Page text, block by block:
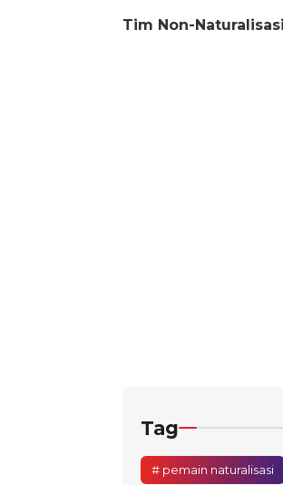
Tim Non-
Tag
# pemain naturalisasi